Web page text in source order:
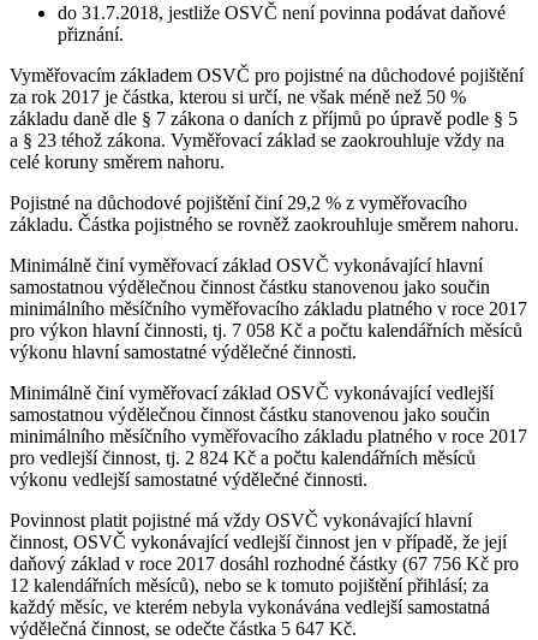
do 31.7.2018, jestliže OSVČ není povinna podávat daňové
přiznání.
Vyměřovacím základem OSVČ pro pojistné na důchodové pojištění
za rok 2017 je částka, kterou si určí, ne však méně než 50 %
základu daně dle § 7 zákona o daních z příjmů po úpravě podle § 5
a § 23 téhož zákona. Vyměřovací základ se zaokrouhluje vždy na
celé koruny směrem nahoru.
Pojistné na důchodové pojištění činí 29,2 % z vyměřovacího
základu. Částka pojistného se rovněž zaokrouhluje směrem nahoru.
Minimálně činí vyměřovací základ OSVČ vykonávající hlavní
samostatnou výdělečnou činnost částku stanovenou jako součin
minimálního měsíčního vyměřovacího základu platného v roce 2017
pro výkon hlavní činnosti, tj. 7 058 Kč a počtu kalendářních měsíců
výkonu hlavní samostatné výdělečné činnosti.
Minimálně činí vyměřovací základ OSVČ vykonávající vedlejší
samostatnou výdělečnou činnost částku stanovenou jako součin
minimálního měsíčního vyměřovacího základu platného v roce 2017
pro vedlejší činnost, tj. 2 824 Kč a počtu kalendářních měsíců
výkonu vedlejší samostatné výdělečné činnosti.
Povinnost platit pojistné má vždy OSVČ vykonávající hlavní
činnost, OSVČ vykonávající vedlejší činnost jen v případě, že její
daňový základ v roce 2017 dosáhl rozhodné částky (67 756 Kč pro
12 kalendářních měsíců), nebo se k tomuto pojištění přihlásí; za
každý měsíc, ve kterém nebyla vykonávána vedlejší samostatná
výdělečná činnost, se odečte částka 5 647 Kč.